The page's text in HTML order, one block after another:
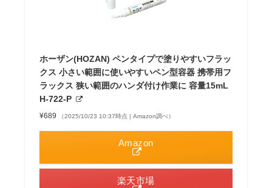
ホーザン(HOZAN) ペンタイプで塗りやすいフラッ
クス 小さい範囲に使いやすいペン型容器 携帯用フ
ラックス 狭い範囲のハンダ付け作業に 容量15mL
H-722-P
¥689 （2025/10/23 10:37時点 | Amazon調べ）
Amazon
楽天市場